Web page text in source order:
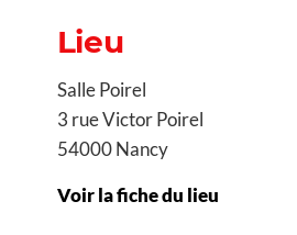
Lieu
Salle Poirel
3 rue Victor Poirel
54000 Nancy
Voir la fiche du lieu